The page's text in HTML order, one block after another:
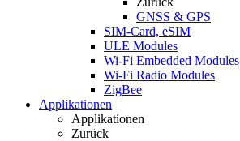
GNSS & GPS
SIM-Card, eSIM
ULE Modules
Wi-Fi Embedded Modules
Wi-Fi Radio Modules
ZigBee
Applikationen
Applikationen
Zurück